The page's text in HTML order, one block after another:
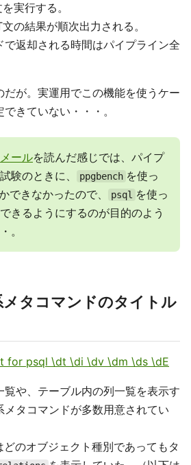
実行する。
の結果が順次出力される。
で返却される時間はパイプライン全
が。実運用でこの機能を使うケー
きていない・・・。
ールを読んだ感じでは、パイプ
験のときに、
ppgbench を使っ
できなかったので、
psql を使っ
きるようにするのが目的のよう
。
タコマンドのタイトル
for psql \dt \di \dv \dm \ds \dE
や、テーブル内の列一覧を表示す
メタコマンドが多数用意されてい
のオブジェクト種別であってもタ